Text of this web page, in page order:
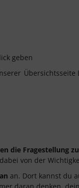
geben
die Fragestellung
von der
an. Dort kannst du